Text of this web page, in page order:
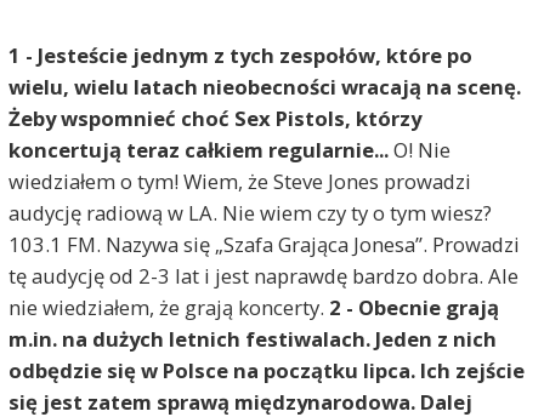
1 - Jesteście jednym z tych zespołów, które po
wielu, wielu latach nieobecności wracają na scenę.
Żeby wspomnieć choć Sex Pistols, którzy
koncertują teraz całkiem regularnie...O! Nie
wiedziałem o tym! Wiem, że Steve Jones prowadzi
audycję radiową w LA. Nie wiem czy ty o tym wiesz?
103.1 FM. Nazywa się „Szafa Grająca Jonesa”. Prowadzi
tę audycję od 2-3 lat i jest naprawdę bardzo dobra. Ale
nie wiedziałem, że grają koncerty. 2 - Obecnie grają
m.in. na dużych letnich festiwalach. Jeden z nich
odbędzie się w Polsce na początku lipca. Ich zejście
się jest zatem sprawą międzynarodowa. Dalej